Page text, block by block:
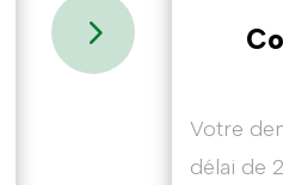
5
Votre
délai de